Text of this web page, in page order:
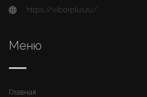
https://viborplus.ru/
Меню
Главная